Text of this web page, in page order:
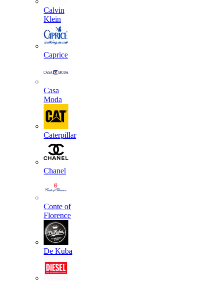
Calvin
Klein
Caprice
Casa
Moda
Caterpillar
Chanel
Conte of
Florence
De Kuba